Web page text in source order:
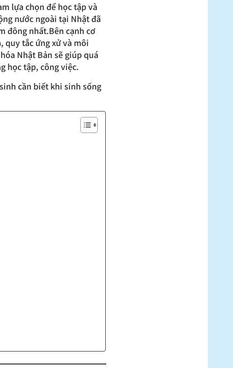
lựa chọn để học tập và
nước ngoài tại Nhật đã
đông nhất.Bên cạnh cơ
quy tắc ứng xử và môi
Nhật Bản sẽ giúp quá
học tập, công việc.
cần biết khi sinh sống